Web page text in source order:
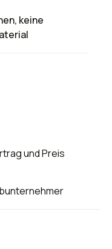
keine
und Preis